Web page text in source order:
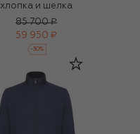
хлопка и шелка
85 700 ₽
59 950 ₽
-30%